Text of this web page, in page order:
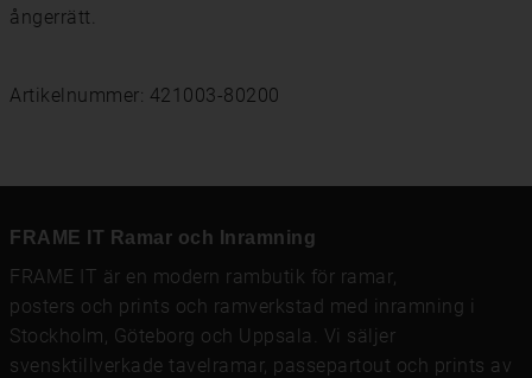
ångerrätt.
Artikelnummer: 421003-80200
FRAME IT Ramar och Inramning
FRAME IT är en modern rambutik för ramar,
posters och prints och ramverkstad med inramning i
Stockholm, Göteborg och Uppsala. Vi säljer
svensktillverkade tavelramar, passepartout och prints av